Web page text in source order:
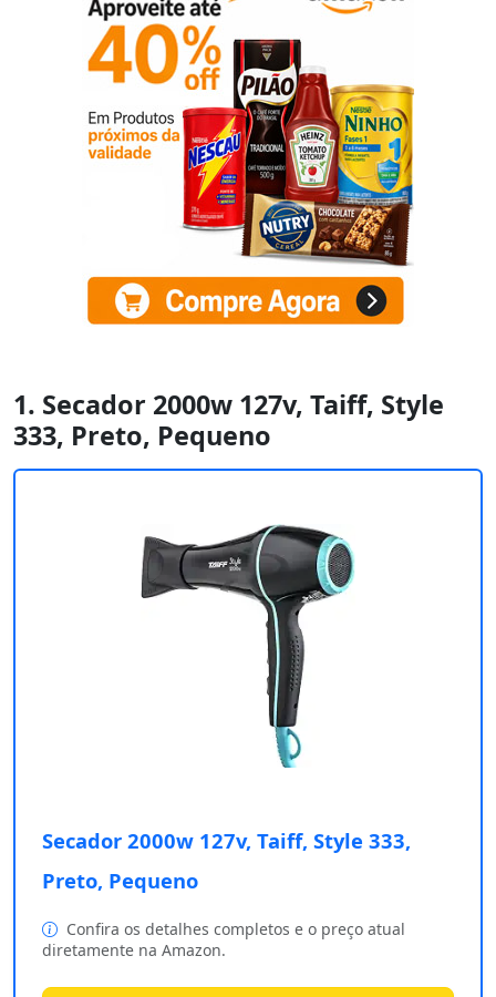
1. Secador 2000w 127v, Taiff, Style
333, Preto, Pequeno
Secador 2000w 127v, Taiff, Style 333,
Preto, Pequeno
Confira os detalhes completos e o preço atual
diretamente na Amazon.